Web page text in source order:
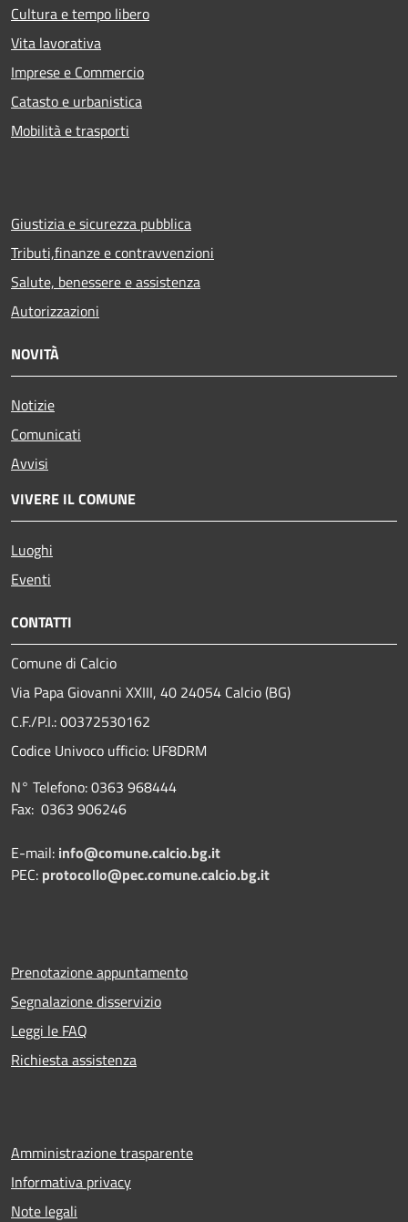
Cultura e tempo libero
Vita lavorativa
Imprese e Commercio
Catasto e urbanistica
Mobilità e trasporti
Giustizia e sicurezza pubblica
Tributi,finanze e contravvenzioni
Salute, benessere e assistenza
Autorizzazioni
NOVITÀ
Notizie
Comunicati
Avvisi
VIVERE IL COMUNE
Luoghi
Eventi
CONTATTI
Comune di Calcio
Via Papa Giovanni XXIII, 40 24054 Calcio (BG)
C.F./P.I.: 00372530162
Codice Univoco ufficio: UF8DRM
N° Telefono: 0363 968444
Fax: 0363 906246
E-mail: info@comune.calcio.bg.it
PEC: protocollo@pec.comune.calcio.bg.it
Prenotazione appuntamento
Segnalazione disservizio
Leggi le FAQ
Richiesta assistenza
Amministrazione trasparente
Informativa privacy
Note legali